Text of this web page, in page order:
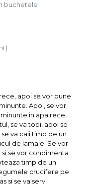
buchetele
apoi se vor pune
Apoi, se vor
in apa rece.
se va topi, apoi se
va cali timp de un
de lamaie. Se vor
se vor condimenta
timp de un
crucifere pe
si se va servi